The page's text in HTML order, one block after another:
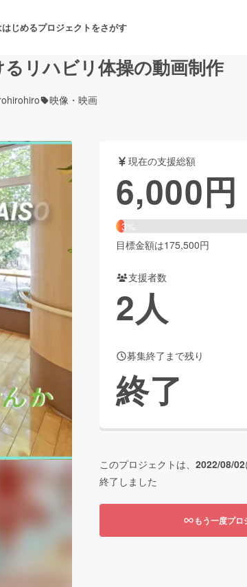
はじめるプロジェクトをさがす
舞台・パフォーマンス
アニメ・漫画
ビューティー・ヘルスケア
CAMPFIRE Creation
machi-ya
リハビリ体操の動画制作
映像・映画
現在の支援総額
6,000円
3%
目標金額は175,500円
支援者数
2人
募集終了まで残り
終了
このプロジェクトは、 2022/08/02
終了しました
もう一度プ